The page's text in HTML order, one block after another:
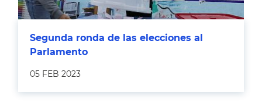
Segunda ronda de las elecciones al
Parlamento
05 FEB 2023